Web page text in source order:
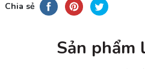
Chia sẻ
Sản phẩm